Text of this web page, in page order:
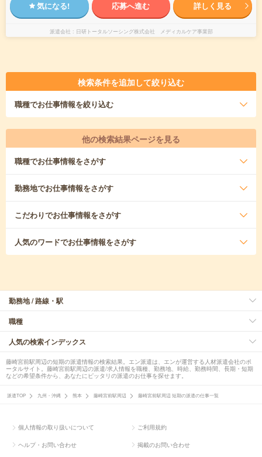
気になる! 応募へ進む 詳しく見る
派遣会社 日研トータルソーシング株式会社 メディカルケア事業部
検索条件を追加して絞り込む
職種でお仕事情報を絞り込む
他の検索結果ページを見る
職種でお仕事情報をさがす
勤務地でお仕事情報をさがす
こだわりでお仕事情報をさがす
人気のワードでお仕事情報をさがす
勤務地 / 路線・駅
職種
人気の検索インデックス
藤崎宮前駅周辺の短期の派遣情報の検索結果。エン派遣は、エンが運営する人材派遣会社のポ
ータルサイト。藤崎宮前駅周辺の派遣/求人情報を職種、勤務地、時給、勤務時間、長期・短期
などの希望条件から、あなたにピッタリの派遣のお仕事を探せます。
派遣TOP 九州・沖縄 熊本 藤崎宮前駅周辺 藤崎宮前駅周辺 短期の派遣の仕事一覧
個人情報の取り扱いについて ご利用規約
ヘルプ・お問い合わせ 掲載のお問い合わせ